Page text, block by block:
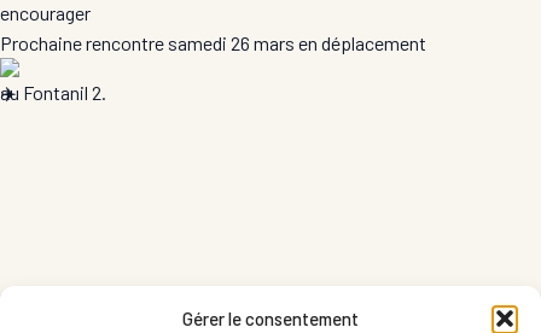
Gérer le consentement
encourager
Prochaine rencontre samedi 26 mars en déplacement
au Fontanil 2.